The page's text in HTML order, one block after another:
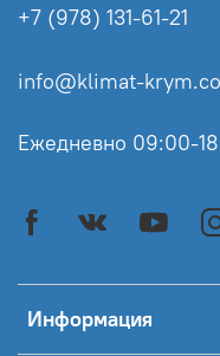
Информация
+7 (978) 131-61-21
info@klimat-
Ежедневно 09:00-